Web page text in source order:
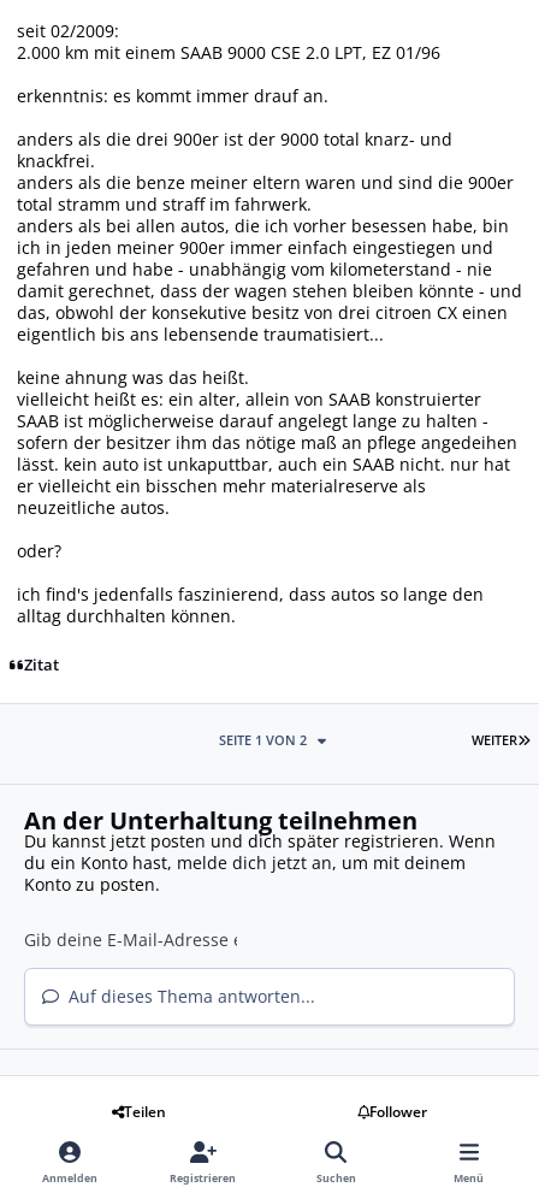
seit 02/2009:
2.000 km mit einem SAAB 9000 CSE 2.0 LPT, EZ 01/96
erkenntnis: es kommt immer drauf an.
anders als die drei 900er ist der 9000 total knarz- und
knackfrei.
anders als die benze meiner eltern waren und sind die 900er
total stramm und straff im fahrwerk.
anders als bei allen autos, die ich vorher besessen habe, bin
ich in jeden meiner 900er immer einfach eingestiegen und
gefahren und habe - unabhängig vom kilometerstand - nie
damit gerechnet, dass der wagen stehen bleiben könnte - und
das, obwohl der konsekutive besitz von drei citroen CX einen
eigentlich bis ans lebensende traumatisiert...
keine ahnung was das heißt.
vielleicht heißt es: ein alter, allein von SAAB konstruierter
SAAB ist möglicherweise darauf angelegt lange zu halten -
sofern der besitzer ihm das nötige maß an pflege angedeihen
lässt. kein auto ist unkaputtbar, auch ein SAAB nicht. nur hat
er vielleicht ein bisschen mehr materialreserve als
neuzeitliche autos.
oder?
ich find's jedenfalls faszinierend, dass autos so lange den
alltag durchhalten können.
Zitat
WEITER
SEITE 1 VON 2
An der Unterhaltung teilnehmen
Du kannst jetzt posten und dich später registrieren. Wenn
du ein Konto hast, melde dich jetzt an, um mit deinem
Konto zu posten.
Auf dieses Thema antworten...
Teilen Follower
Zur Themenliste gehen
Anmelden Registrieren Suchen Menü